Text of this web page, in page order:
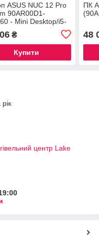
ASUS NUC 12 Pro
90AR00D1-
- Mini Desktop/i5-
Wi-Fi/3 lata Door-to-
z opcją najmu
₴
Купити
ПК
48
центр Lake